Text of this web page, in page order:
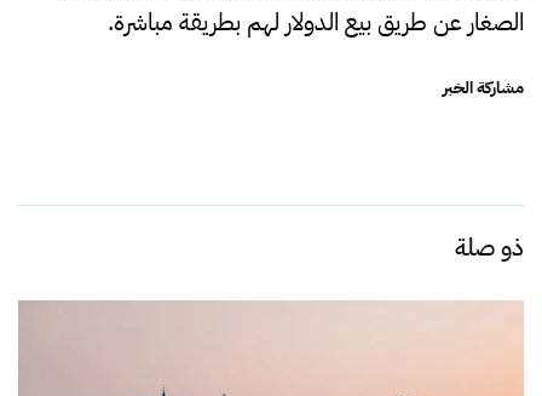
الصغار عن طريق بيع الدولار لهم بطريقة مباشرة.
مشاركة الخبر
ذو صلة